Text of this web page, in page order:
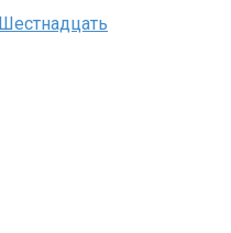
Шестнадцать